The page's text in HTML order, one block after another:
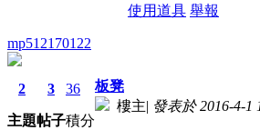
使用道具 舉報
mp512170122
2
主題
3
帖子
36
積分
板凳
樓主| 發表於 2016-4-1